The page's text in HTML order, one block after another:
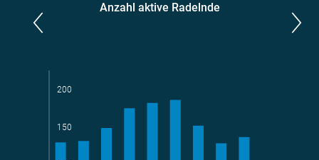
Anzahl aktive Radelnde
150
200